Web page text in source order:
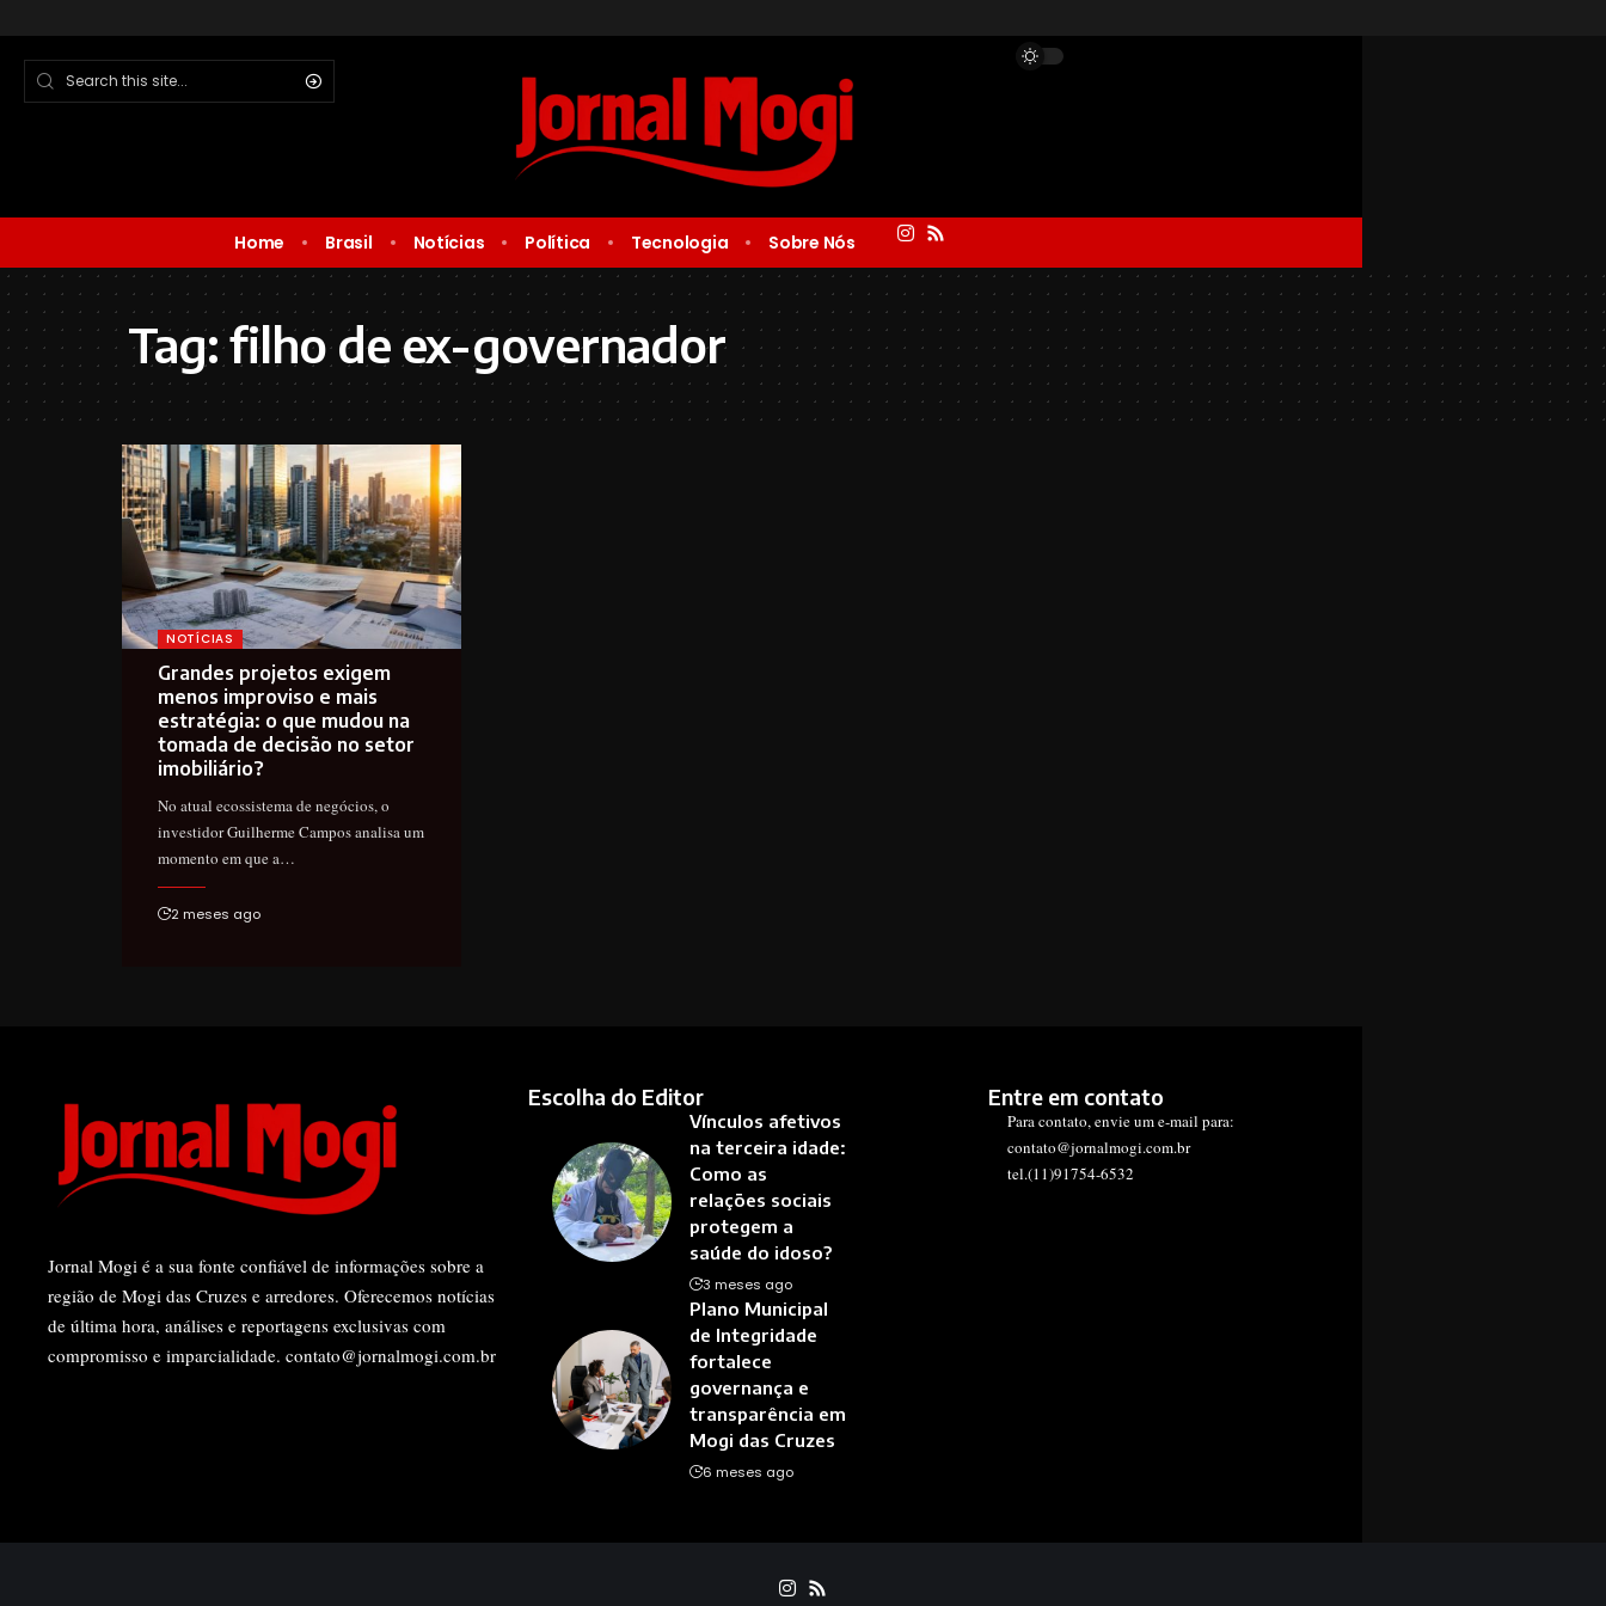
Home Brasil Notícias Política Tecnologia Sobre Nós
Tag:filho de ex-governador
NOTÍCIAS
Grandes projetos exigem
menos improviso e mais
estratégia: o que mudou na
tomada de decisão no setor
imobiliário?
No atual ecossistema de negócios, o
investidor Guilherme Campos analisa um
momento em que a…
2 meses ago
Jornal Mogi é a sua fonte confiável de informações sobre a
região de Mogi das Cruzes e arredores. Oferecemos notícias
de última hora, análises e reportagens exclusivas com
compromisso e imparcialidade. contato@jornalmogi.com.br
Escolha do Editor
Vínculos afetivos
na terceira idade:
Como as
relações sociais
protegem a
saúde do idoso?
3 meses ago
Plano Municipal
de Integridade
fortalece
governança e
transparência em
Mogi das Cruzes
6 meses ago
Entre em contato
Para contato, envie um e-mail para:
contato@jornalmogi.com.br
tel.(11)91754-6532